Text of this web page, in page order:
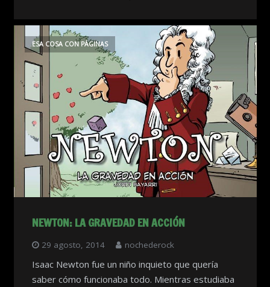
NEWTON: LA GRAVEDAD EN ACCIÓN
29 agosto, 2014 nochederock
ESA COSA CON PÁGINAS
Isaac Newton fue un niño inquieto que quería
saber cómo funcionaba todo. Mientras estudiaba